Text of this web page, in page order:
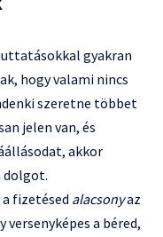
gyakran
hogy valami nincs
szeretne többet
jelen van, és
akkor
dolgot.
fizetésed alacsonyaz
a béred,